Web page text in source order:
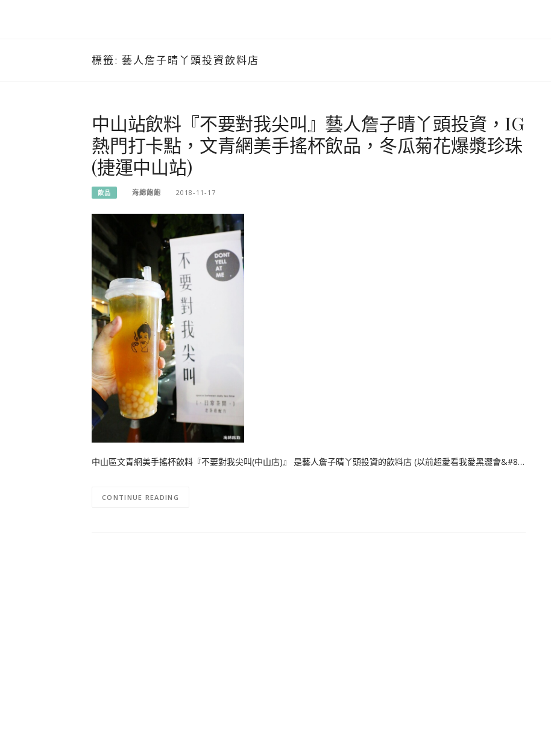
標籤: 藝人詹子晴丫頭投資飲料店
中山站飲料『不要對我尖叫』藝人詹子晴丫頭投資，IG
熱門打卡點，文青網美手搖杯飲品，冬瓜菊花爆漿珍珠
(捷運中山站)
飲品 海綿飽飽 2018-11-17
中山區文青網美手搖杯飲料『不要對我尖叫(中山店)』 是藝人詹子晴丫頭投資的飲料店 (以前超愛看我愛黑澀會&#8…
CONTINUE READING